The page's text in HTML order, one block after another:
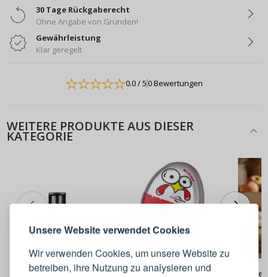
Unsere Website verwendet Cookies
Wir verwenden Cookies, um unsere Website zu
betreiben, ihre Nutzung zu analysieren und
30 Tage Rückgaberecht
Ohne Angabe von Gründen!
Gewährleistung
Klar geregelt
0.0/ 50 Bewertungen
WEITERE PRODUKTE AUS DIESER
KATEGORIE
14,90 €
BODUM Bistro black –
14,90 €
KÜCHENPROFI EI-TIME –
Eierkochindikator 6 x 4 x 3,5
REGISTRIEREN
Melden Sie sich bei Ihrem